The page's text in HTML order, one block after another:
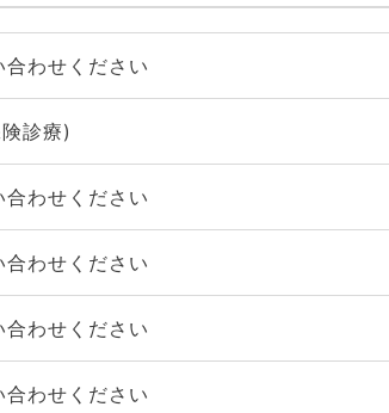
わせください
診療)
わせください
わせください
わせください
わせください